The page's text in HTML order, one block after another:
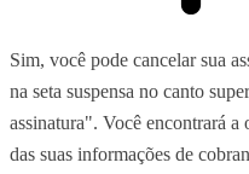
Sim, você pode cancelar sua
na seta suspensa no canto
assinatura". Você encontrará
das suas informações de